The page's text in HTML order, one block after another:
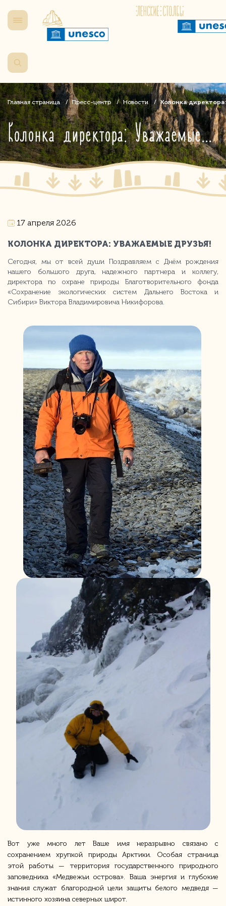
Главная страница Пресс-центр Новости Колонка
Колонка директора: Уважаемые друзья!
17 апреля 2026
КОЛОНКА ДИРЕКТОРА: УВАЖАЕМЫЕ ДРУЗЬЯ!
Сегодня, мы от всей души Поздравляем с Днём рождения
нашего большого друга, надежного партнера и коллегу,
директора по охране природы Благотворительного фонда
«Сохранение экологических систем Дальнего Востока и
Сибири» Виктора Владимировича Никифорова.
Вот уже много лет Ваше имя неразрывно связано с
сохранением хрупкой природы Арктики. Особая страница
этой работы — территория государственного природного
заповедника «Медвежьи острова». Ваша энергия и глубокие
знания служат благородной цели защиты белого медведя —
истинного хозяина северных широт.